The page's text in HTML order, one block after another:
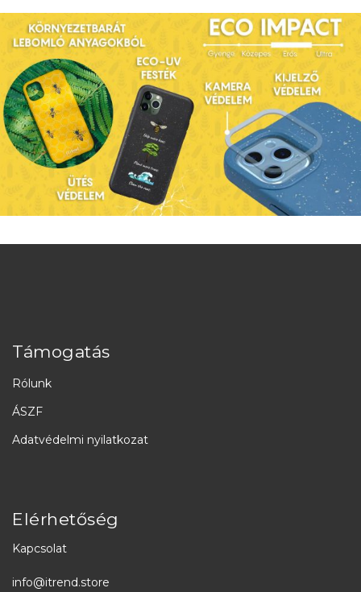
Támogatás
Rólunk
ÁSZF
Adatvédelmi nyilatkozat
Elérhetőség
Kapcsolat
info@itrend.store